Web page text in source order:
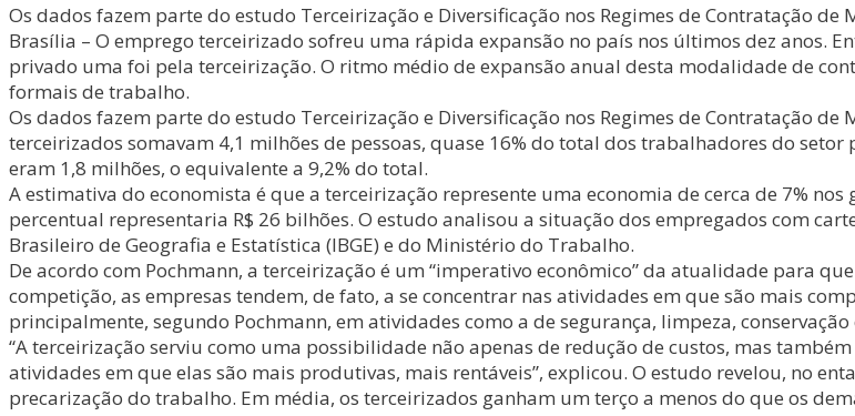
Os dados fazem parte do estudo Terceirização e Diversificação nos Regimes de Contratação
Brasília – O emprego terceirizado sofreu uma rápida expansão no país nos últimos dez anos.
privado uma foi pela terceirização. O ritmo médio de expansão anual desta modalidade de
formais de trabalho.
Os dados fazem parte do estudo Terceirização e Diversificação nos Regimes de Contratação
terceirizados somavam 4,1 milhões de pessoas, quase 16% do total dos trabalhadores do setor
eram 1,8 milhões, o equivalente a 9,2% do total.
A estimativa do economista é que a terceirização represente uma economia de cerca de 7%
percentual representaria R$ 26 bilhões. O estudo analisou a situação dos empregados com
Brasileiro de Geografia e Estatística (IBGE) e do Ministério do Trabalho.
De acordo com Pochmann, a terceirização é um “imperativo econômico” da atualidade para
competição, as empresas tendem, de fato, a se concentrar nas atividades em que são mais
principalmente, segundo Pochmann, em atividades como a de segurança, limpeza,
“A terceirização serviu como uma possibilidade não apenas de redução de custos, mas
atividades em que elas são mais produtivas, mais rentáveis”, explicou. O estudo revelou, no
precarização do trabalho. Em média, os terceirizados ganham um terço a menos do que os